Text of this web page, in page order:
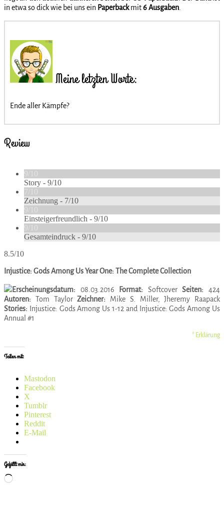
in etwa so dick wie bei uns ein Paperbackmit6 Ausgaben
Meine letzten Worte:
Ende aller Kämpfe?
Review
9/10
Story - 9/10
7/10
Zeichnung - 7/10
9/10
Einsteigerfreundlich - 9/10
9/10
Gesamteindruck - 9/10
8.5/10
Injustice: Gods Among Us Year One: The Complete Collection
Erscheinungsdatum: 08.03.2016 Format: SoftcoverSeiten: 424
Autoren: Tom TaylorZeichner: Mike S. Miller, Jheremy Raapack
Stories: Injustice: Gods Among Us 1-12 and Injustice: Gods Among Us
Annual #1
* Erklärung
Teilen mit:
Mastodon
Facebook
X
Tumblr
Pinterest
Reddit
E-Mail
Gefällt mir:
Wird